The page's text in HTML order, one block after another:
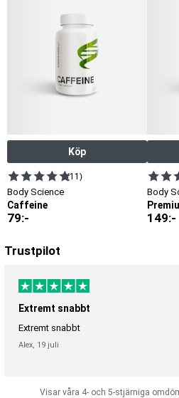
Köp
(11)
Body Science
Caffeine
79:-
Body
149:-
Trustpilot
Extremt snabbt
Extremt snabbt
Alex, 19 juli
Visar våra 4- och 5-stjärniga